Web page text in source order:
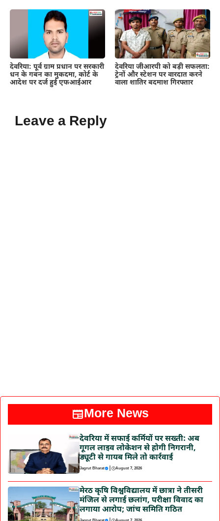
देवरिया: पूर्व ग्राम प्रधान पर सरकारी
धन के गबन का मुकदमा, कोर्ट के
आदेश पर दर्ज हुई एफआईआर
देवरिया जीआरपी को बड़ी सफलता:
ट्रेनों और स्टेशन पर वारदात करने
वाला शातिर बदमाश गिरफ्तार
Leave a Reply
More News
देवरिया में सफाई कर्मियों पर सख्ती: अब
गूगल लाइव लोकेशन से होगी निगरानी,
ड्यूटी से गायब मिले तो कार्रवाई
Jagrut Bharat | August 7, 2026
मेरठ कृषि विश्वविद्यालय में छात्रा ने तीसरी
मंजिल से लगाई छलांग, परीक्षा विवाद का
लगाया आरोप; जांच समिति गठित